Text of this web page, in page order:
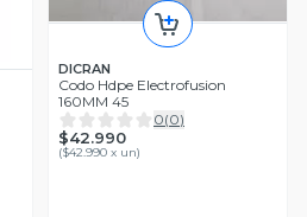
DICRAN
Codo Hdpe Electrofusion
160MM 45
0(0)
$42.990
($42.990 x un)